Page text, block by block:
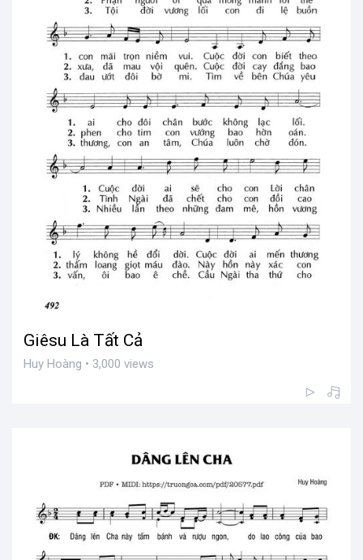
Giêsu Là Tất Cả
Huy Hoàng • 3,000 views